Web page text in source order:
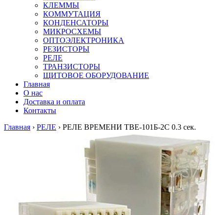
КЛЕММЫ
КОММУТАЦИЯ
КОНДЕНСАТОРЫ
МИКРОСХЕМЫ
ОПТОЭЛЕКТРОНИКА
РЕЗИСТОРЫ
РЕЛЕ
ТРАНЗИСТОРЫ
ЩИТОВОЕ ОБОРУДОВАНИЕ
Главная
О нас
Доставка и оплата
Контакты
Главная › РЕЛЕ › РЕЛЕ ВРЕМЕНИ ТВЕ-101Б-2С 0.3 сек.